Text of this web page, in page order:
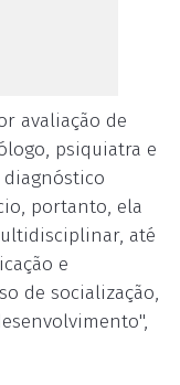
avaliação de
psiquiatra e
portanto, ela
até
e
de socialização,